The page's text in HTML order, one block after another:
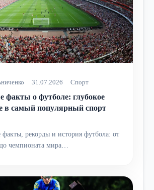
31.07.2026 Спорт
факты о футболе: глубокое
в самый популярный спорт
рекорды и история футбола: от
чемпионата мира…